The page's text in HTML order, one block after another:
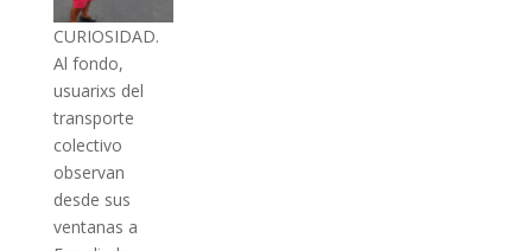
CURIOSIDAD.
Al fondo,
usuarixs del
transporte
colectivo
observan
desde sus
ventanas a